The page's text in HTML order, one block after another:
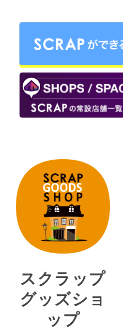
スクラップ
グッズショ
ップ